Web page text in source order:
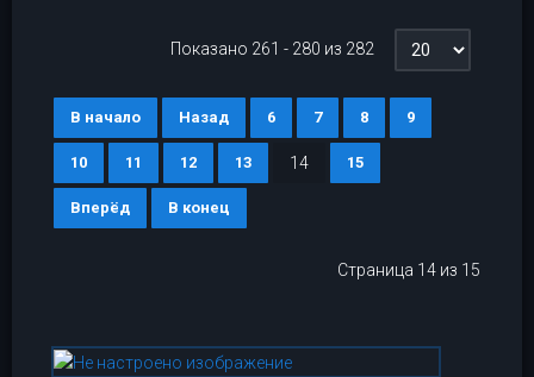
Показано 261 - 280 из 282
В начало Назад 6 7 8 9
10 11 12 13 14 15
Вперёд В конец
Страница 14 из 15